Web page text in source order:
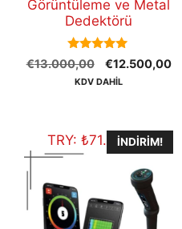
Görüntüleme ve Metal
Dedektörü
5.00
out of 5
€13.000,00
Orijinal
fiyat:
€12.500,00Şu
KDV DAHİL
TRY: ₺71.353,10
İNDIRIM!